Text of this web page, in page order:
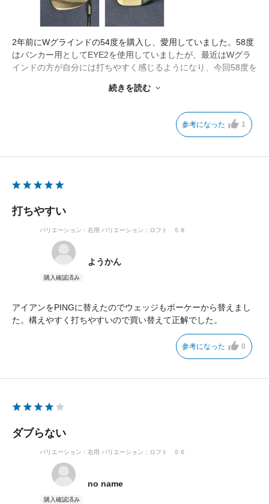
2年前にWグラインドの54度を購入し、愛用していました。58度
はバンカー用としてEYE2を使用していましたが、最近はWグラ
インドの方が自分には打ちやすく感じるようになり、今回58度を
たことに驚きました。これならもっと早く購入しておけば良かっ
品質が高く、年数が経っても値崩れしにくい点は、PINGの大き
続きを読む
参考になった 1
打ちやすい
バリエーション：右用 バリエーション：ロフト ５８
ようかん
アイアンをPINGに替えたのでウェッジもボーケーから替えまし
た。構えやすく打ちやすいので買い替えて正解でした。
参考になった 0
ダブらない
バリエーション：右用 バリエーション：ロフト ５６
no name